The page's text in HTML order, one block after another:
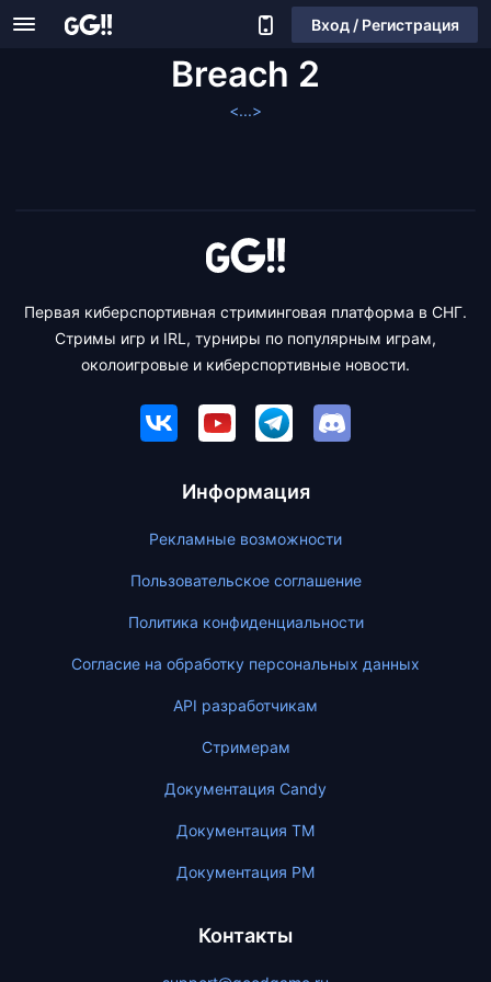
Вход / Регистрация
Breach 2
<...>
Первая киберспортивная стриминговая платформа в СНГ.
Стримы игр и IRL, турниры по популярным играм,
околоигровые и киберспортивные новости.
Информация
Рекламные возможности
Пользовательское соглашение
Политика конфиденциальности
Согласие на обработку персональных данных
API разработчикам
Стримерам
Документация Candy
Документация ТМ
Документация PM
Контакты